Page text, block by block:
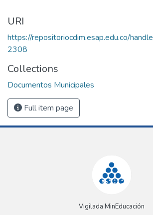
URI
https://repositoriocdim.esap.edu.co/
2308
Collections
Documentos Municipales
Full item page
Vigilada MinEducación